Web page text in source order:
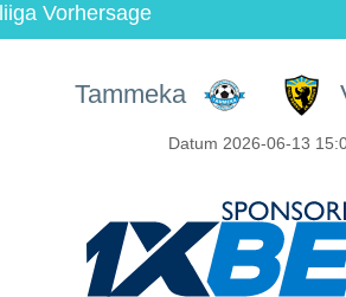
Vorhersage
Tammeka
Datum 2026-06-13